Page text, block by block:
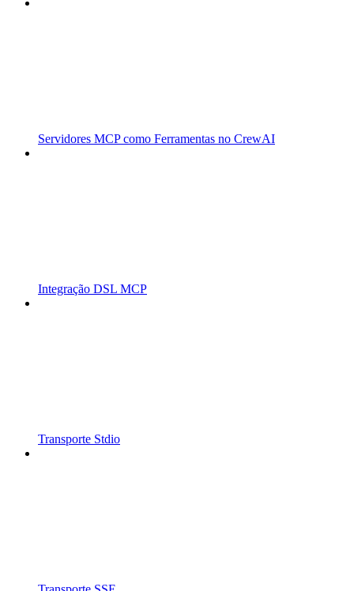
Servidores MCP como Ferramentas no CrewAI
Integração DSL MCP
Transporte Stdio